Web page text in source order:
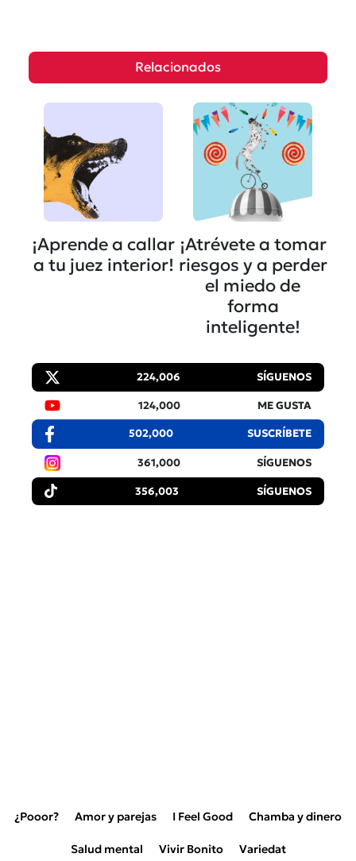
Relacionados
¡Aprende a callar
a tu juez interior!
¡Atrévete a tomar
riesgos y a perder
el miedo de
forma
inteligente!
224,006 SÍGUENOS
124,000 ME GUSTA
502,000 SUSCRÍBETE
361,000 SÍGUENOS
356,003 SÍGUENOS
¿Pooor? Amor y parejas I Feel Good Chamba y dinero
Salud mental Vivir Bonito Variedat